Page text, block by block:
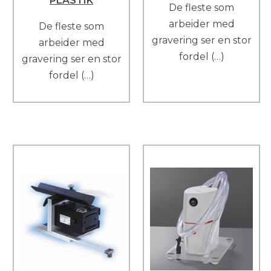
De fleste som
arbeider med
gravering ser en stor
fordel (…)
De fleste som
arbeider med
gravering ser en stor
fordel (…)